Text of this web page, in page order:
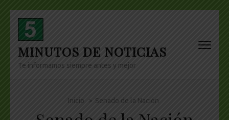
Skip
content
(Press
Enter)
MINUTOS DE NOTICIAS
Te informamos siempre antes y mejor
Inicio > Senado de la Nación